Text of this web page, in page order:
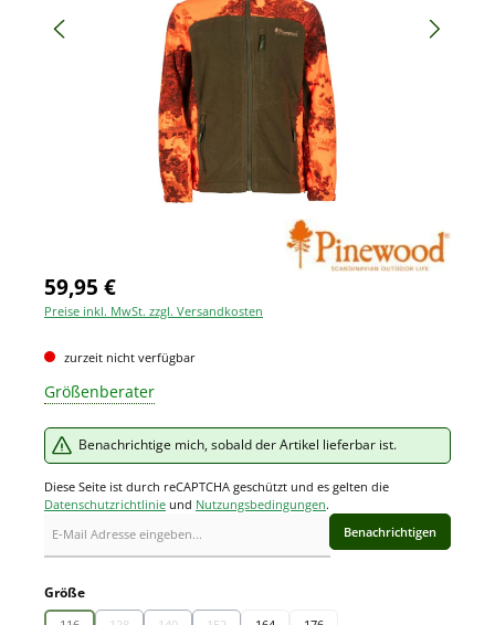
59,95 €
Preise inkl. MwSt. zzgl. Versandkosten
zurzeit nicht verfügbar
Größenberater
Benachrichtige mich, sobald der Artikel lieferbar ist.
Diese Seite ist durch reCAPTCHA geschützt und es gelten die
Datenschutzrichtlinie und Nutzungsbedingungen.
Benachrichtigen
Größeauswählen